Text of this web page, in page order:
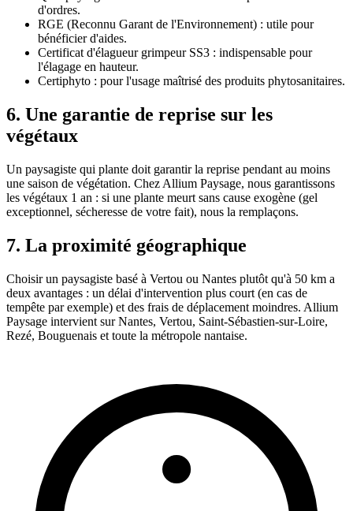
d'ordres.
RGE (Reconnu Garant de l'Environnement) : utile pour
bénéficier d'aides.
Certificat d'élagueur grimpeur SS3 : indispensable pour
l'élagage en hauteur.
Certiphyto : pour l'usage maîtrisé des produits phytosanitaires.
6. Une garantie de reprise sur les
végétaux
Un paysagiste qui plante doit garantir la reprise pendant au moins
une saison de végétation. Chez Allium Paysage, nous garantissons
les végétaux 1 an : si une plante meurt sans cause exogène (gel
exceptionnel, sécheresse de votre fait), nous la remplaçons.
7. La proximité géographique
Choisir un paysagiste basé à Vertou ou Nantes plutôt qu'à 50 km a
deux avantages : un délai d'intervention plus court (en cas de
tempête par exemple) et des frais de déplacement moindres. Allium
Paysage intervient sur Nantes, Vertou, Saint-Sébastien-sur-Loire,
Rezé, Bouguenais et toute la métropole nantaise.